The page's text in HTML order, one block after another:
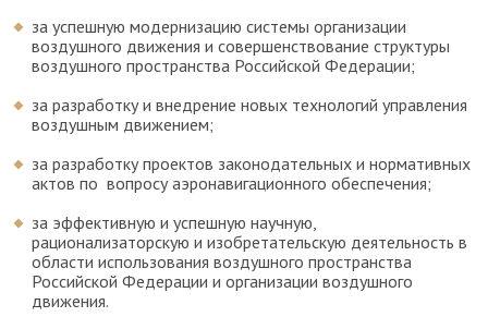
за успешную модернизацию системы организации
воздушного движения и совершенствование структуры
воздушного пространства Российской Федерации;
за разработку и внедрение новых технологий управления
воздушным движением;
за разработку проектов законодательных и нормативных
актов по вопросу аэронавигационного обеспечения;
за эффективную и успешную научную,
рационализаторскую и изобретательскую деятельность в
области использования воздушного пространства
Российской Федерации и организации воздушного
движения.